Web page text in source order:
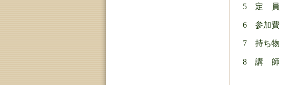
5 定 員
6 参加費
7 持ち物 卓
8 講 師 石
ＮＰＯ法
パーソ